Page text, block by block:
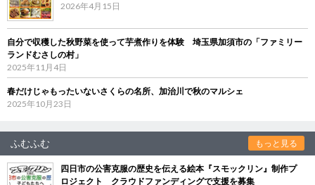
2026年4月15日
自分で収穫した秋野菜を使って芋煮作りを体験 埼玉県加須市の「ファミリー
ランドむさしの村」
2025年11月4日
春だけじゃもったいないさくらの名所、加治川で秋のマルシェ
2025年10月23日
ふむふむ もっと見る
四日市の公害克服の歴史を伝える絵本『スモックリン』制作プ
ロジェクト クラウドファンディングで支援を募集